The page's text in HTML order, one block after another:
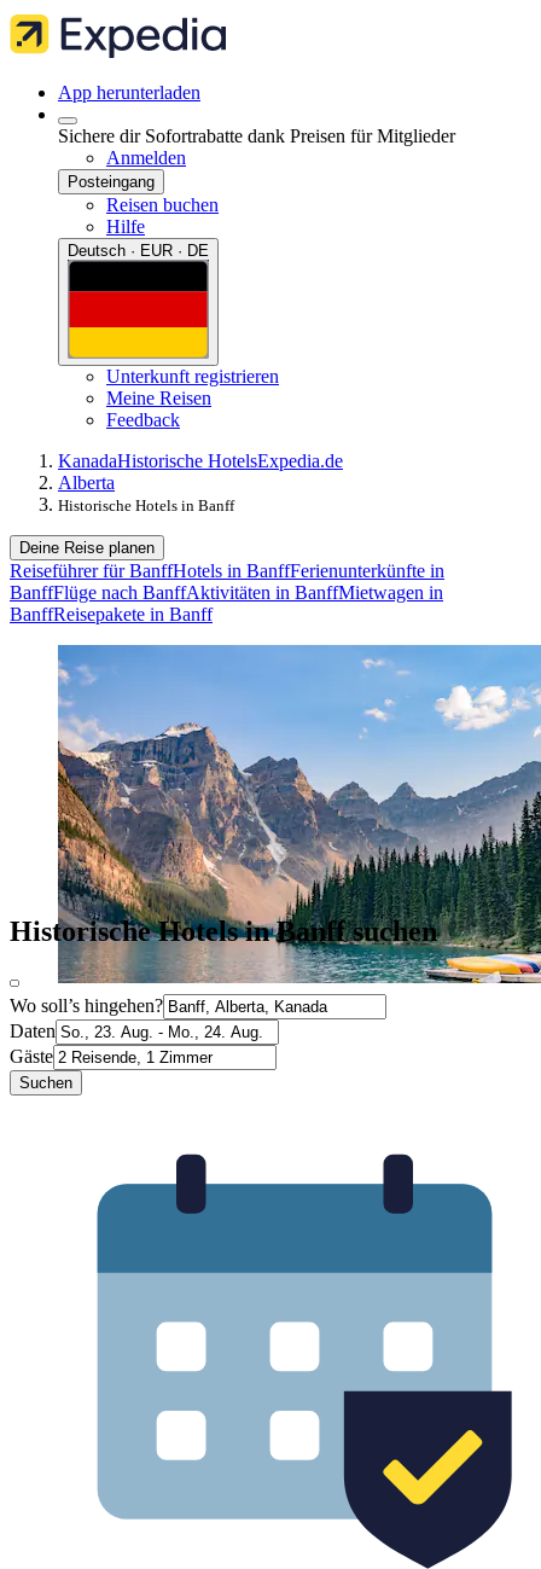
App herunterladen
Sichere dir Sofortrabatte dank Preisen für Mitglieder
Anmelden
Posteingang
Reisen buchen
Hilfe
Deutsch · EUR · DE
Unterkunft registrieren
Meine Reisen
Feedback
KanadaHistorische HotelsExpedia.de
Alberta
Historische Hotels in Banff
Deine Reise planen
Reiseführer für BanffHotels in BanffFerienunterkünfte in
BanffFlüge nach BanffAktivitäten in BanffMietwagen in
BanffReisepakete in Banff
Historische Hotels in Banff suchen
Wo soll’s hingehen?
Daten
Gäste
Suchen